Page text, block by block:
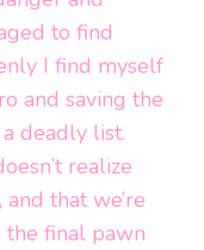
to find
I find myself
and saving the
deadly list.
realize
that we’re
final pawn